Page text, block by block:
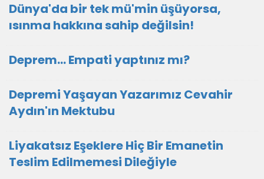
Dünya'da bir tek mü'min üşüyorsa,
ısınma hakkına sahip değilsin!
Deprem... Empati yaptınız mı?
Depremi Yaşayan Yazarımız Cevahir
Aydın'ın Mektubu
Liyakatsız Eşeklere Hiç Bir Emanetin
Teslim Edilmemesi Dileğiyle